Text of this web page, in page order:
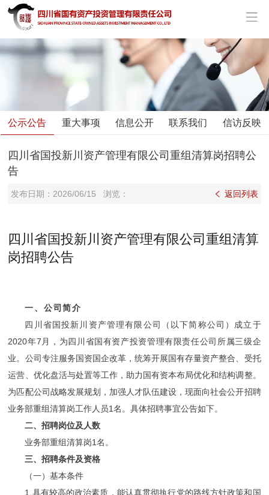
公示公告 重大事项 信息公开 联系我们 信访反映
四川省国投新川资产管理有限公司重组清算岗招聘公
告
返回列表
发布日期： 2026/06/15 浏览：
四川省国投新川资产管理有限公司重组清算
岗招聘公告
一、公司简介
四川省国投新川资产管理有限公司（以下简称公司）成立于
2020年7月，为四川省国有资产投资管理有限责任公司所属三级企
业。公司专注服务国资国企改革，统筹开展国有存量资产整合、受托
运营、优化盘活与处置等工作，助力国有资本布局优化和结构调整。
为匹配公司战略发展规划，加强人才队伍建设，现面向社会公开招聘
业务部重组清算岗工作人员1名。具体招聘事宜公告如下。
二、招聘岗位及人数
业务部重组清算岗1名。
三、招聘条件及资格
（一）基本条件
1.具有较高的政治素质，能认真贯彻执行党的路线方针政策和国